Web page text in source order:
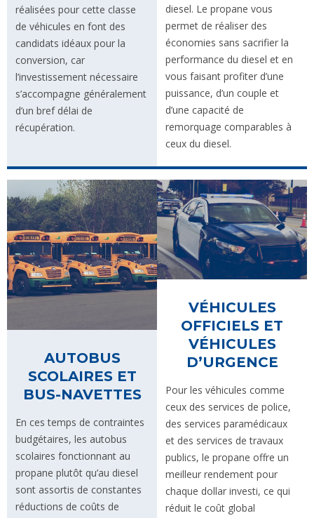
réalisées pour cette classe
de véhicules en font des
candidats idéaux pour la
conversion, car
l’investissement nécessaire
s’accompagne généralement
d’un bref délai de
récupération.
diesel. Le propane vous
permet de réaliser des
économies sans sacrifier la
performance du diesel et en
vous faisant profiter d’une
puissance, d’un couple et
d’une capacité de
remorquage comparables à
ceux du diesel.
AUTOBUS
SCOLAIRES ET
BUS-NAVETTES
En ces temps de contraintes
budgétaires, les autobus
scolaires fonctionnant au
propane plutôt qu’au diesel
sont assortis de constantes
réductions de coûts de
VÉHICULES
OFFICIELS ET
VÉHICULES
D’URGENCE
Pour les véhicules comme
ceux des services de police,
des services paramédicaux
et des services de travaux
publics, le propane offre un
meilleur rendement pour
chaque dollar investi, ce qui
réduit le coût global